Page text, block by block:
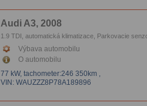
Audi A3, 2008
1.9 TDI, automatická klimatizace, Parkovacie
Výbava automobilu
O automobilu
77 kW, tachometer:246 350km ,
VIN: WAUZZZ8P78A189896